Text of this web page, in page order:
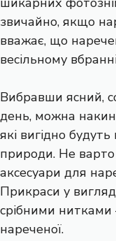
звичайно, якщо
вважає, що
весільному
Вибравши ясний,
день, можна
які вигідно
природи. Не варто
аксесуари для
Прикраси у
срібними нитками
нареченої.